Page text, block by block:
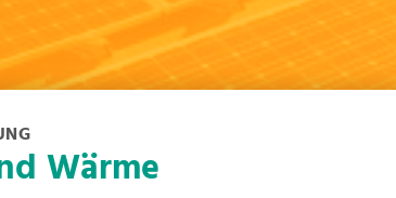
Wärme